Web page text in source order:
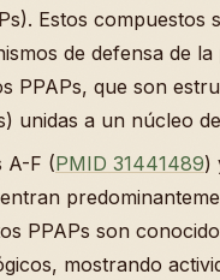
Estos compuestos
de defensa de la
PPAPs, que son
unidas a un núcleo
A-F (PMID 31441489)
PPAPs son
mostrando